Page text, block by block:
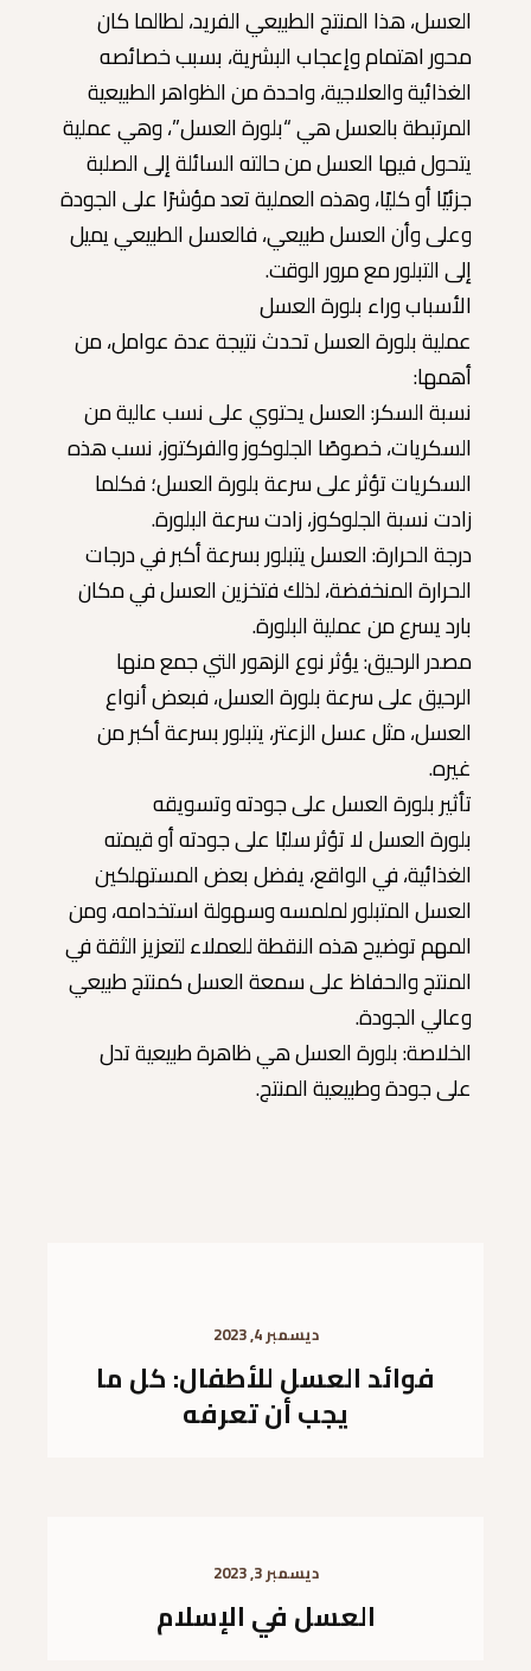
العسل، هذا المنتج الطبيعي الفريد، لطالما كان
محور اهتمام وإعجاب البشرية، بسبب خصائصه
الغذائية والعلاجية، واحدة من الظواهر الطبيعية
المرتبطة بالعسل هي “بلورة العسل”، وهي عملية
يتحول فيها العسل من حالته السائلة إلى الصلبة
جزئيًا أو كليًا، وهذه العملية تعد مؤشرًا على الجودة
وعلى وأن العسل طبيعي، فالعسل الطبيعي يميل
إلى التبلور مع مرور الوقت.
الأسباب وراء بلورة العسل
عملية بلورة العسل تحدث نتيجة عدة عوامل، من
أهمها:
نسبة السكر: العسل يحتوي على نسب عالية من
السكريات، خصوصًا الجلوكوز والفركتوز، نسب هذه
السكريات تؤثر على سرعة بلورة العسل؛ فكلما
زادت نسبة الجلوكوز، زادت سرعة البلورة.
درجة الحرارة: العسل يتبلور بسرعة أكبر في درجات
الحرارة المنخفضة، لذلك فتخزين العسل في مكان
بارد يسرع من عملية البلورة.
مصدر الرحيق: يؤثر نوع الزهور التي جمع منها
الرحيق على سرعة بلورة العسل، فبعض أنواع
العسل، مثل عسل الزعتر، يتبلور بسرعة أكبر من
غيره.
تأثير بلورة العسل على جودته وتسويقه
بلورة العسل لا تؤثر سلبًا على جودته أو قيمته
الغذائية، في الواقع، يفضل بعض المستهلكين
العسل المتبلور لملمسه وسهولة استخدامه، ومن
المهم توضيح هذه النقطة للعملاء لتعزيز الثقة في
المنتج والحفاظ على سمعة العسل كمنتج طبيعي
وعالي الجودة.
الخلاصة: بلورة العسل هي ظاهرة طبيعية تدل
على جودة وطبيعية المنتج.
ديسمبر 4, 2023
فوائد العسل للأطفال: كل ما
يجب أن تعرفه
ديسمبر 3, 2023
العسل في الإسلام